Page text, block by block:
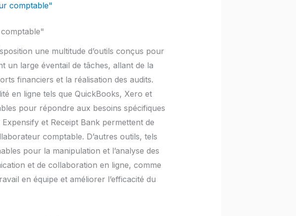
comptable"
une multitude d’outils conçus pour
un large éventail de tâches, allant de la
financiers et la réalisation des audits.
en ligne tels que QuickBooks, Xero et
pour répondre aux besoins spécifiques
et Receipt Bank permettent de
comptable. D’autres outils, tels
pour la manipulation et l’analyse des
et de collaboration en ligne, comme
en équipe et améliorer l’efficacité du